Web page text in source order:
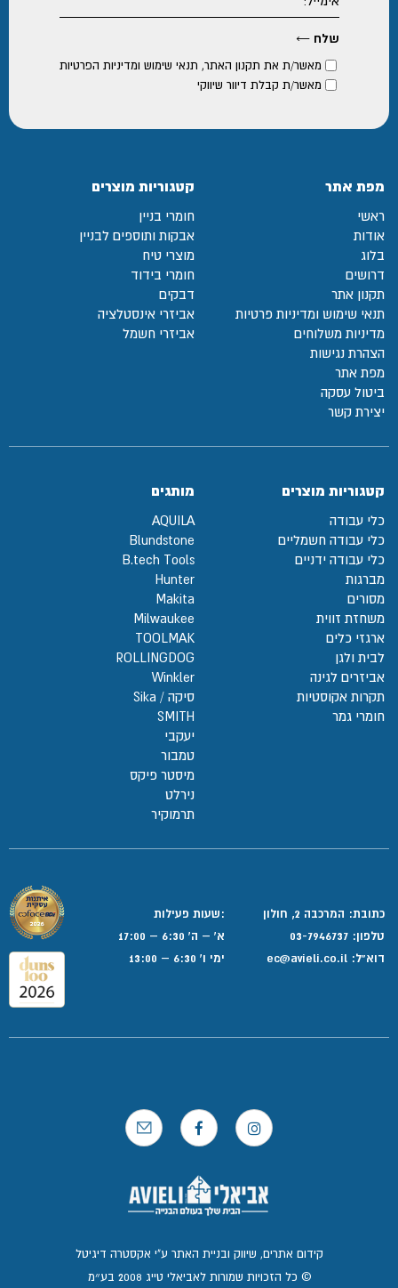
מאשר/ת את תקנון האתר, תנאי שימוש ומדיניות הפרטיות
מאשר/ת קבלת דיוור שיווקי
מפת אתר
ראשי
אודות
בלוג
דרושים
תקנון אתר
תנאי שימוש ומדיניות פרטיות
מדיניות משלוחים
הצהרת נגישות
מפת אתר
ביטול עסקה
יצירת קשר
קטגוריות מוצרים
חומרי בניין
אבקות ותוספים לבניין
מוצרי טיח
חומרי בידוד
דבקים
אביזרי אינסטלציה
אביזרי חשמל
קטגוריות מוצרים
כלי עבודה
כלי עבודה חשמליים
כלי עבודה ידניים
מברגות
מסורים
משחזת זווית
ארגזי כלים
לבית ולגן
אביזרים לגינה
תקרות אקוסטיות
חומרי גמר
מותגים
AQUILA
Blundstone
B.tech Tools
Hunter
Makita
Milwaukee
TOOLMAK
ROLLINGDOG
Winkler
סיקה / Sika
SMITH
יעקבי
טמבור
מיסטר פיקס
נירלט
תרמוקיר
כתובת: המרכבה 2, חולון
טלפון: 03-7946737
דוא”ל:
:שעות פעילות
א' – ה' 6:30 – 17:00
ימי ו' 6:30 – 13:00
© כל הזכויות שמורות לאביאלי טייג 2008 בע״מ
קידום אתרים, שיווק ובניית האתר ע"י אקסטרה דיגיטל